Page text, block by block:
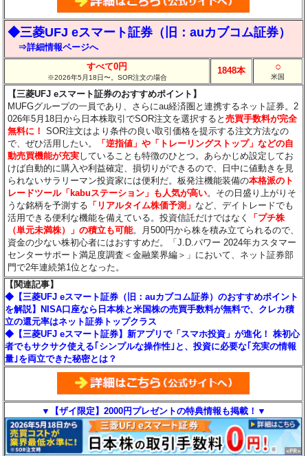
◆三菱UFJ eスマート証券（旧：auカブコム証券）
⇒詳細情報ページへ
すべて0円
※2026年5月18日〜。SOR注文の場合
1848本 ○
米国
【三菱UFJ eスマート証券のおすすめポイント】
MUFGグループの一員であり、さらにau経済圏と連携するネット証券。2
026年5月18日から日本株取引でSOR注文を選択すると売買手数料が完全
無料に！ SOR注文はより条件の良い取引価格を提示する注文方法なの
で、ぜひ活用したい。
「逆指値」や「トレーリングストップ」などの自
動売買機能が充実していることも特徴のひとつ。あらかじめ設定してお
けば自動的に購入や利益確定、損切りができるので、日中に値動きを見
られないサラリーマン投資家には便利だ。板発注機能装備の本格派のト
レードツール「kabuステーション」も人気が高い。その日盛り上がりそ
うな銘柄を予測する 「リアルタイム株価予測」 など、デイトレードでも
活用できる便利な機能を備えている。投資信託だけではなく
「プチ株
（単元未満株）」の積立も可能。月500円から株を積み立てられるので、
資金の少ない株初心者にはおすすめだ。「J.D.パワー 2024年カスタマー
センターサポート満足度調査＜金融業界編＞」において、ネット証券部
門で2年連続第1位となった。
【関連記事】
◆【三菱UFJ eスマート証券（旧：auカブコム証券）のおすすめポイント
を解説】NISA口座なら日本株と米国株の売買手数料が無料で、クレカ積
立の還元率はネット証券トップクラス
◆【三菱UFJ eスマート証券】新アプリで「スマホ投資」が進化！ 株初心
者でもサクサク使える｢シンプルな操作性｣と、投資に必要な｢充実の情報
量｣を両立できた秘密とは？
▼【ザイ限定】2000円プレゼントの特典情報も掲載！▼